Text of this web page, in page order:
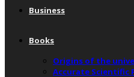
Business
Books
Origins of the
Accurate Scientific